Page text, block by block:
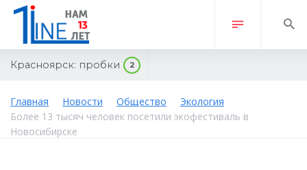
Красноярск: пробки 2
Главная Новости Общество
Экология
Более 13 тысяч человек посетили экофестиваль в
Новосибирске